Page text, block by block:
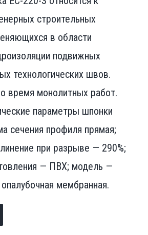
строительных
в области
подвижных
технологических швов.
время монолитных работ.
параметры шпонки
сечения профиля прямая;
при разрыве — 290%;
— ПВХ; модель —
мембранная.